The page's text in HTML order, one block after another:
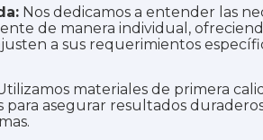
Nos dedicamos a entender las
de manera individual,
a sus requerimientos
materiales de primera
para asegurar resultados